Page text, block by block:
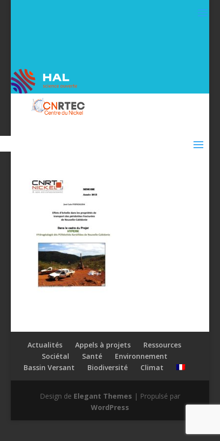
Actualités Appels à projets
Ressources
Sociétal
Santé
Environnement
Bassin Versant
Biodiversité Climat
Design de Elegant Themes | Propulsé par
WordPress